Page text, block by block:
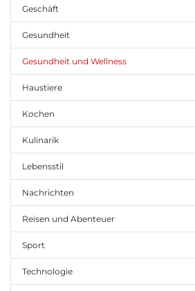
Geschäft
Gesundheit
Gesundheit und Wellness
Haustiere
Kochen
Kulinarik
Lebensstil
Nachrichten
Reisen und Abenteuer
Sport
Technologie